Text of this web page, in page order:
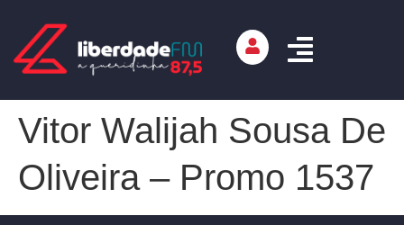
Vitor Walijah Sousa De
Oliveira – Promo 1537